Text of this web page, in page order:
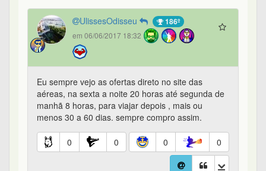
UlissesOdisseu 186º
em 06/06/2017 18:32
Eu sempre vejo as ofertas direto no site das
aéreas, na sexta a noite 20 horas até segunda de
manhã 8 horas, para viajar depois , mais ou
menos 30 a 60 dias. sempre compro assim.
0 0 0 0